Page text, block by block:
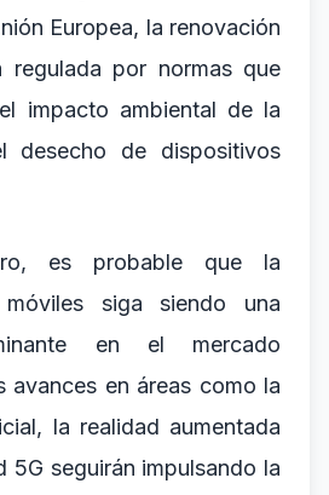
Europea, la renovación
regulada por normas que
impacto ambiental de la
desecho de dispositivos
es probable que la
siga siendo una
en el mercado
avances en áreas como la
la realidad aumentada
5G seguirán impulsando la